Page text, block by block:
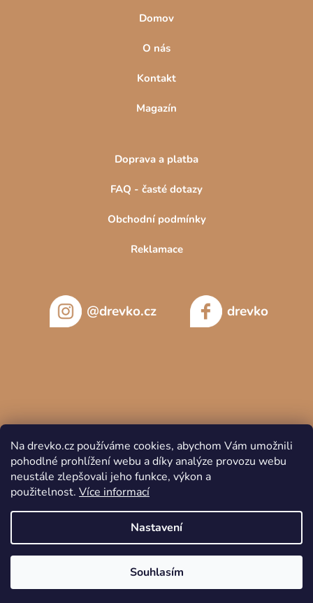
Na drevko.cz používáme cookies, abychom Vám umožnili
pohodlné prohlížení webu a díky analýze provozu webu
neustále zlepšovali jeho funkce, výkon a
použitelnost. Více informací
Nastavení
Souhlasím
Domov
O nás
Kontakt
Magazín
Doprava a platba
FAQ - časté dotazy
Obchodní podmínky
Reklamace
@drevko.cz drevko
Vytvořil Shoptet